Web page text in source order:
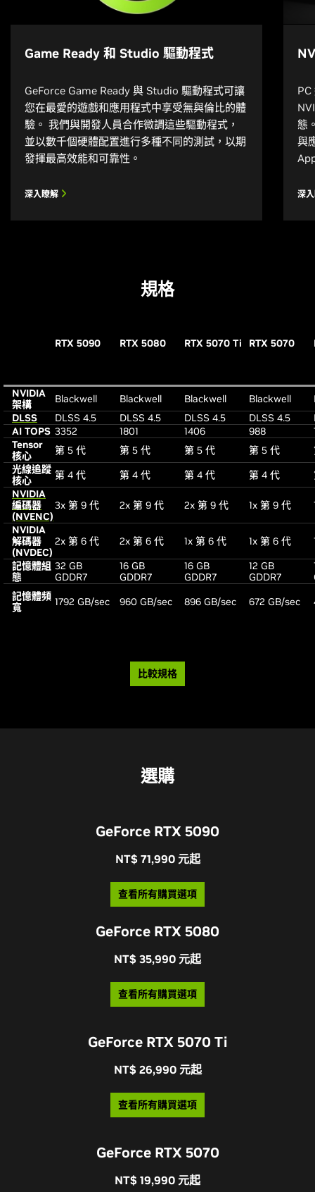
Game Ready 和 Studio 驅動程式
GeForce Game Ready 與 Studio 驅動程式可讓
您在最愛的遊戲和應用程式中享受無與倫比的體
驗。 我們與開發人員合作微調這些驅動程式，
並以數千個硬體配置進行多種不同的測試，以期
發揮最高效能和可靠性。
深入瞭解
態
與
深
規格
RTX 5090 RTX 5080 RTX 5070 Ti RTX 5070
NVIDIA
架構
Blackwell Blackwell Blackwell Blackwell
DLSS
DLSS 4.5 DLSS 4.5 DLSS 4.5 DLSS 4.5
AI TOPS 3352 1801 1406 988
Tensor
核心
第 5 代 第 5 代 第 5 代 第 5 代
光線追蹤
核心
第 4 代 第 4 代 第 4 代 第 4 代
NVIDIA
編碼器
(NVENC)
3x 第 9 代 2x 第 9 代 2x 第 9 代 1x 第 9 代
NVIDIA
解碼器
(NVDEC)
2x 第 6 代 2x 第 6 代 1x 第 6 代 1x 第 6 代
記憶體組
態
32 GB
GDDR7
16 GB
GDDR7
16 GB
GDDR7
12 GB
GDDR7
記憶體頻
寬
1792 GB/sec 960 GB/sec 896 GB/sec 672 GB/sec
比較規格
選購
GeForce RTX 5090
NT$ 71,990 元起
查看所有購買選項
GeForce RTX 5080
NT$ 35,990 元起
查看所有購買選項
GeForce RTX 5070 Ti
NT$ 26,990 元起
查看所有購買選項
GeForce RTX 5070
NT$ 19,990 元起